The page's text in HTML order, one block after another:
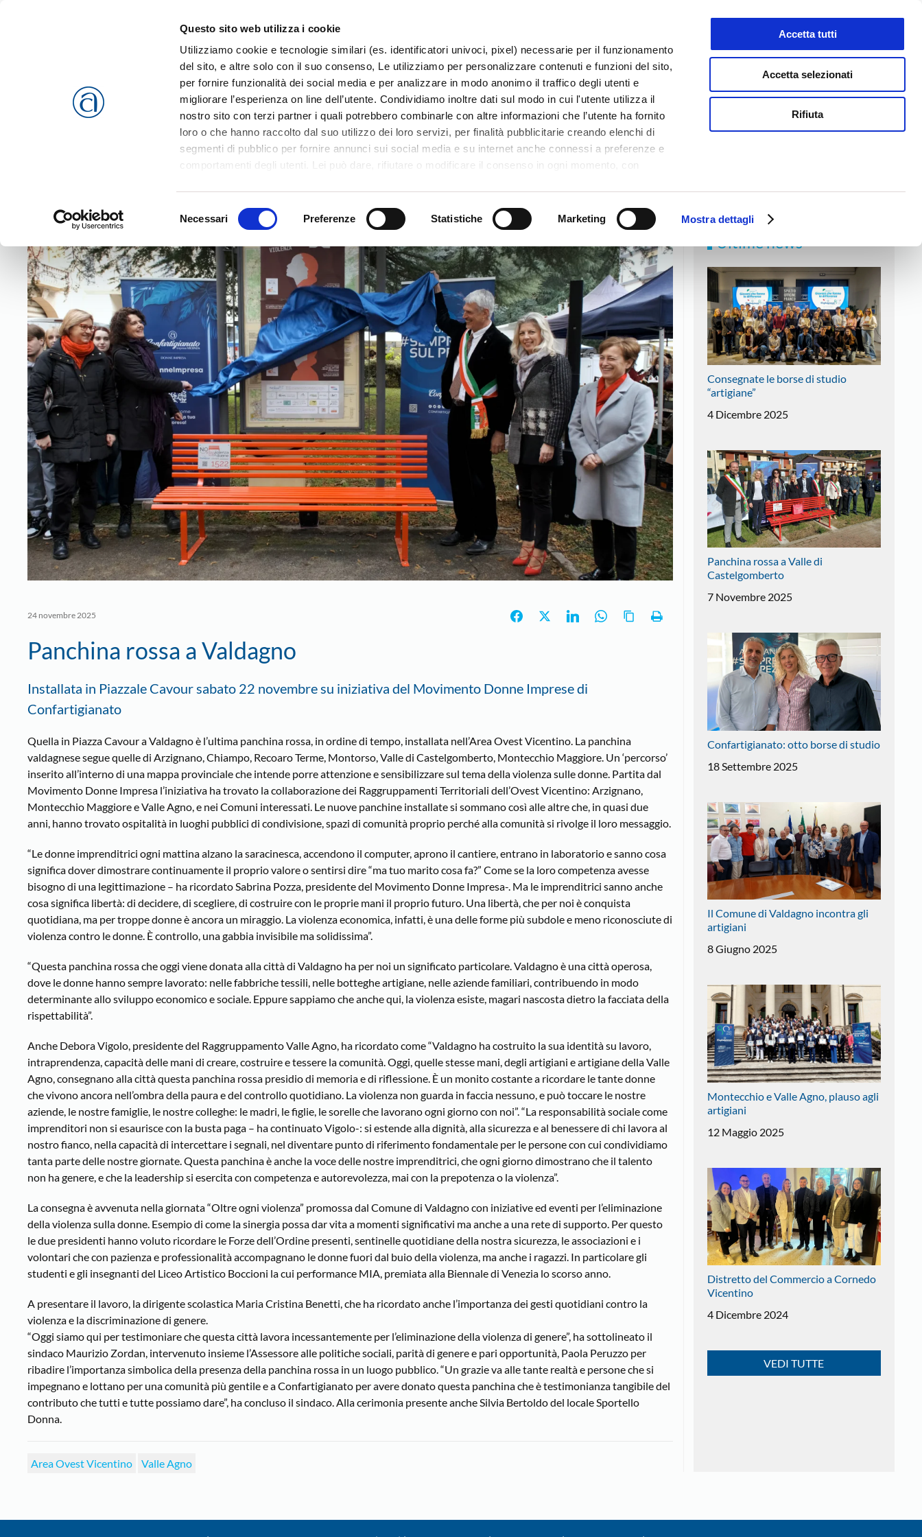
Questo sito web utilizza i cookie
Utilizziamo cookie e tecnologie similari (es. identificatori univoci, pixel) necessarie per il funzionamento
del sito, e altre solo con il suo consenso, Le utilizziamo per personalizzare contenuti e funzioni del sito,
per fornire funzionalità dei social media e per analizzare in modo anonimo il traffico degli utenti e
migliorare l’esperienza on line dell’utente. Condividiamo inoltre dati sul modo in cui l'utente utilizza il
nostro sito con terzi partner i quali potrebbero combinarle con altre informazioni che l’utente ha fornito
loro o che hanno raccolto dal suo utilizzo dei loro servizi, per finalità pubblicitarie creando elenchi di
segmenti di pubblico per fornire annunci sui social media e su internet anche connessi a preferenze e
comportamenti degli utenti. Lei può dare, rifiutare o modificare il consenso in ogni momento, con
cookies che vengono usati e sulla loro condivisione con i terzi partner può leggere la ns. Cookie Policy.
del
Necessari Preferenze Statistiche Marketing Mostra dettagli
Accetta tutti
Accetta selezionati
Rifiuta
CHI SIAMO SERVIZI TERRITORIO SISTEMI E MESTIERI PROGETTI NEWS CONTATTI
24 novembre 2025
Panchina rossa a Valdagno
Installata in Piazzale Cavour sabato 22 novembre su iniziativa del Movimento Donne Imprese di
Confartigianato
Quella in Piazza Cavour a Valdagno è l’ultima panchina rossa, in ordine di tempo, installata nell’Area Ovest Vicentino. La panchina
valdagnese segue quelle di Arzignano, Chiampo, Recoaro Terme, Montorso, Valle di Castelgomberto, Montecchio Maggiore. Un ‘percorso’
inserito all’interno di una mappa provinciale che intende porre attenzione e sensibilizzare sul tema della violenza sulle donne. Partita dal
Movimento Donne Impresa l’iniziativa ha trovato la collaborazione dei Raggruppamenti Territoriali dell’Ovest Vicentino: Arzignano,
Montecchio Maggiore e Valle Agno, e nei Comuni interessati. Le nuove panchine installate si sommano così alle altre che, in quasi due
anni, hanno trovato ospitalità in luoghi pubblici di condivisione, spazi di comunità proprio perché alla comunità si rivolge il loro messaggio.
“Le donne imprenditrici ogni mattina alzano la saracinesca, accendono il computer, aprono il cantiere, entrano in laboratorio e sanno cosa
significa dover dimostrare continuamente il proprio valore o sentirsi dire “ma tuo marito cosa fa?” Come se la loro competenza avesse
bisogno di una legittimazione – ha ricordato Sabrina Pozza, presidente del Movimento Donne Impresa-. Ma le imprenditrici sanno anche
cosa significa libertà: di decidere, di scegliere, di costruire con le proprie mani il proprio futuro. Una libertà, che per noi è conquista
quotidiana, ma per troppe donne è ancora un miraggio. La violenza economica, infatti, è una delle forme più subdole e meno riconosciute di
violenza contro le donne. È controllo, una gabbia invisibile ma solidissima”.
“Questa panchina rossa che oggi viene donata alla città di Valdagno ha per noi un significato particolare. Valdagno è una città operosa,
dove le donne hanno sempre lavorato: nelle fabbriche tessili, nelle botteghe artigiane, nelle aziende familiari, contribuendo in modo
determinante allo sviluppo economico e sociale. Eppure sappiamo che anche qui, la violenza esiste, magari nascosta dietro la facciata della
rispettabilità”.
Anche Debora Vigolo, presidente del Raggruppamento Valle Agno, ha ricordato come “Valdagno ha costruito la sua identità su lavoro,
intraprendenza, capacità delle mani di creare, costruire e tessere la comunità. Oggi, quelle stesse mani, degli artigiani e artigiane della Valle
Agno, consegnano alla città questa panchina rossa presidio di memoria e di riflessione. È un monito costante a ricordare le tante donne
che vivono ancora nell’ombra della paura e del controllo quotidiano. La violenza non guarda in faccia nessuno, e può toccare le nostre
aziende, le nostre famiglie, le nostre colleghe: le madri, le figlie, le sorelle che lavorano ogni giorno con noi”. “La responsabilità sociale come
imprenditori non si esaurisce con la busta paga – ha continuato Vigolo-: si estende alla dignità, alla sicurezza e al benessere di chi lavora al
nostro fianco, nella capacità di intercettare i segnali, nel diventare punto di riferimento fondamentale per le persone con cui condividiamo
tanta parte delle nostre giornate. Questa panchina è anche la voce delle nostre imprenditrici, che ogni giorno dimostrano che il talento
non ha genere, e che la leadership si esercita con competenza e autorevolezza, mai con la prepotenza o la violenza”.
La consegna è avvenuta nella giornata “Oltre ogni violenza” promossa dal Comune di Valdagno con iniziative ed eventi per l’eliminazione
della violenza sulla donne. Esempio di come la sinergia possa dar vita a momenti significativi ma anche a una rete di supporto. Per questo
le due presidenti hanno voluto ricordare le Forze dell’Ordine presenti, sentinelle quotidiane della nostra sicurezza, le associazioni e i
volontari che con pazienza e professionalità accompagnano le donne fuori dal buio della violenza, ma anche i ragazzi. In particolare gli
studenti e gli insegnanti del Liceo Artistico Boccioni la cui performance MIA, premiata alla Biennale di Venezia lo scorso anno.
A presentare il lavoro, la dirigente scolastica Maria Cristina Benetti, che ha ricordato anche l’importanza dei gesti quotidiani contro la
violenza e la discriminazione di genere.
“Oggi siamo qui per testimoniare che questa città lavora incessantemente per l’eliminazione della violenza di genere”, ha sottolineato il
sindaco Maurizio Zordan, intervenuto insieme l’Assessore alle politiche sociali, parità di genere e pari opportunità, Paola Peruzzo per
ribadire l’importanza simbolica della presenza della panchina rossa in un luogo pubblico. “Un grazie va alle tante realtà e persone che si
impegnano e lottano per una comunità più gentile e a Confartigianato per avere donato questa panchina che è testimonianza tangibile del
contributo che tutti e tutte possiamo dare”, ha concluso il sindaco. Alla cerimonia presente anche Silvia Bertoldo del locale Sportello
Donna.
Area Ovest Vicentino Valle Agno
Ultime news
Consegnate le borse di studio
“artigiane”
4 Dicembre 2025
Panchina rossa a Valle di
Castelgomberto
7 Novembre 2025
Confartigianato: otto borse di studio
18 Settembre 2025
Il Comune di Valdagno incontra gli
artigiani
8 Giugno 2025
Montecchio e Valle Agno, plauso agli
artigiani
12 Maggio 2025
Distretto del Commercio a Cornedo
Vicentino
4 Dicembre 2024
VEDI TUTTE